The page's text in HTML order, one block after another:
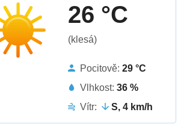
26 °C
(klesá)
Pocitově:29 °C
Vlhkost:36 %
Vítr:
S, 4 km/h